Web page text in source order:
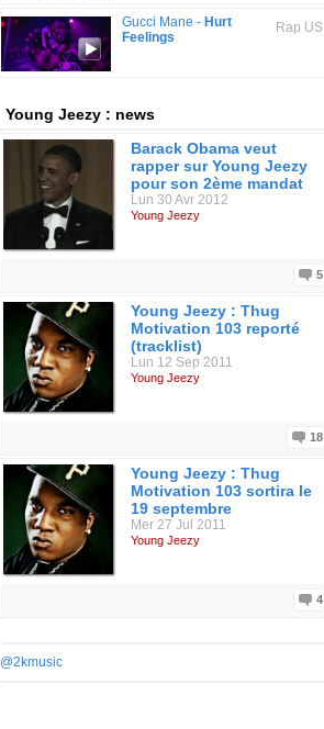
Rap US
Gucci Mane - Hurt
Feelings
Young Jeezy : news
Barack Obama veut
rapper sur Young Jeezy
pour son 2ème mandat
Lun 30 Avr 2012
Young Jeezy
5
Young Jeezy : Thug
Motivation 103 reporté
(tracklist)
Lun 12 Sep 2011
Young Jeezy
18
Young Jeezy : Thug
Motivation 103 sortira le
19 septembre
Mer 27 Jul 2011
Young Jeezy
4
@2kmusic